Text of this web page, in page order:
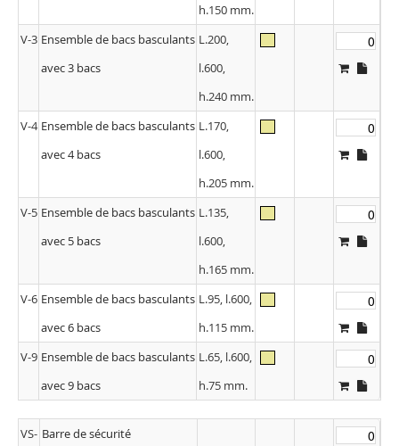
h.150 mm.
V-3 Ensemble de bacs basculants
avec 3 bacs
L.200,
l.600,
h.240 mm.
V-4 Ensemble de bacs basculants
avec 4 bacs
L.170,
l.600,
h.205 mm.
V-5 Ensemble de bacs basculants
avec 5 bacs
L.135,
l.600,
h.165 mm.
V-6 Ensemble de bacs basculants
avec 6 bacs
L.95, l.600,
h.115 mm.
V-9 Ensemble de bacs basculants
avec 9 bacs
L.65, l.600,
h.75 mm.
VS- Barre de sécurité